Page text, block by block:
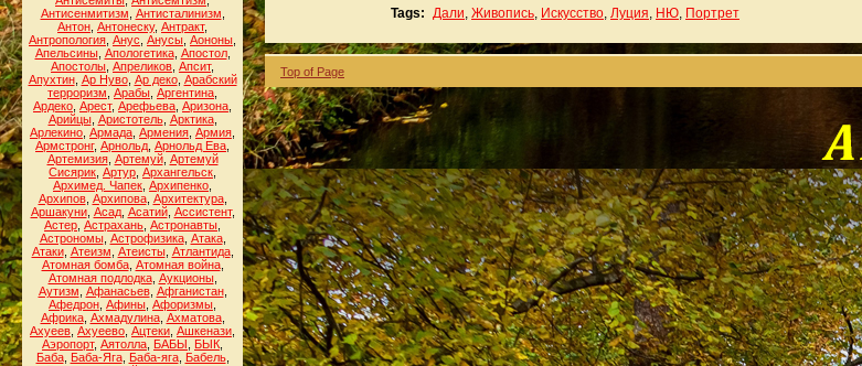
Антисенмитизм Антисталинизм
Антон Антонеску, Антракт,
Антропология Анус Анусы Аононы
Апельсины, Апологетика, Апостол,
Апостолы Апреликов Апсит,
Апухтин, Ар Нуво, Ар деко, Арабский
терроризм Арабы Аргентина
Ардеко Арест, Арефьева Аризона
Арийцы, Аристотель, Арктика,
Арлекино Армада Армения Армия
Армстронг, Арнольд Арнольд Ева
Артемизия, Артемуй, Артемуй
Сисярик Артур Архангельск
Архимед. Чапек Архипенко
Архипов, Архипова, Архитектура,
Аршакуни, Асад, Асатий, Ассистент,
Астер Астрахань Астронавты
Астрономы, Астрофизика, Атака,
Атаки, Атеизм Атеисты, Атлантида,
Атомная бомба, Атомная война,
Атомная подлодка, Аукционы,
Аутизм Афанасьев, Афганистан,
Афедрон Афины Афоризмы
Африка, Ахмадулина, Ахматова,
Ахуеев Ахуеево Ацтеки Ашкенази
Аэропорт, Аятолла БАБЫ БЫК
Баба, Баба-Яга, Баба-яга, Бабель,
Tags: Дали, Живопись, Искусство, Луция, НЮ, Портрет
Top of Page